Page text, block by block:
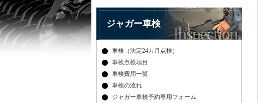
ジャガー車検
車検（法定24カ月点検）
車検点検項目
車検費用一覧
車検の流れ
ジャガー車検予約専用フォーム